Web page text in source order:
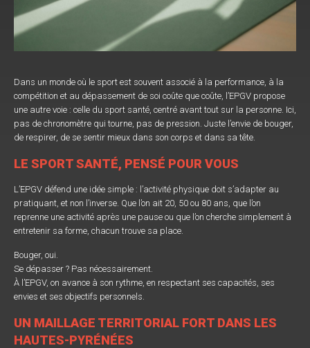
Dans un monde où le sport est souvent associé à la performance, à la
compétition et au dépassement de soi coûte que coûte, l’EPGV propose
une autre voie : celle du sport santé, centré avant tout sur la personne. Ici,
pas de chronomètre qui tourne, pas de pression. Juste l’envie de bouger,
de respirer, de se sentir mieux dans son corps et dans sa tête.
LE SPORT SANTÉ, PENSÉ POUR VOUS
L’EPGV défend une idée simple : l’activité physique doit s’adapter au
pratiquant, et non l’inverse. Que l’on ait 20, 50 ou 80 ans, que l’on
reprenne une activité après une pause ou que l’on cherche simplement à
entretenir sa forme, chacun trouve sa place.
Bouger, oui.
Se dépasser ? Pas nécessairement.
À l’EPGV, on avance à son rythme, en respectant ses capacités, ses
envies et ses objectifs personnels.
UN MAILLAGE TERRITORIAL FORT DANS LES
HAUTES-PYRÉNÉES